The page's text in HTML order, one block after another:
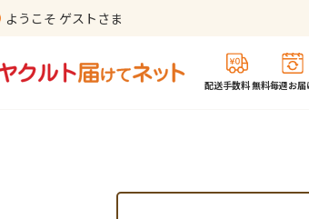
ようこそ ゲストさま
配送手数料 無料毎週お届